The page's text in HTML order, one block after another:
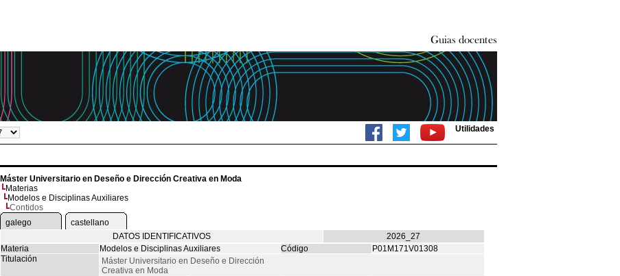
Utilidades
Máster Universitario en Deseño e Dirección Creativa en Moda
Materias
Modelos e Disciplinas Auxiliares
Contidos
galego
castellano
DATOS IDENTIFICATIVOS
2026_27
Materia
Modelos e Disciplinas Auxiliares Código
P01M171V01308
Titulación
Máster Universitario en Deseño e Dirección
Creativa en Moda